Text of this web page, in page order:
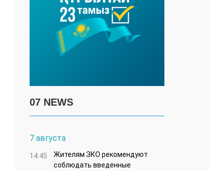
07 NEWS
7 августа
14:45
Жителям ЗКО рекомендуют
соблюдать введенные